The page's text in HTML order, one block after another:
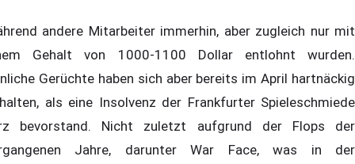
andere Mitarbeiter immerhin, aber zugleich nur mit
Gehalt von 1000-1100 Dollar entlohnt wurden.
Gerüchte haben sich aber bereits im April hartnäckig
als eine Insolvenz der Frankfurter Spieleschmiede
bevorstand. Nicht zuletzt aufgrund der Flops der
Jahre, darunter War Face, was in der